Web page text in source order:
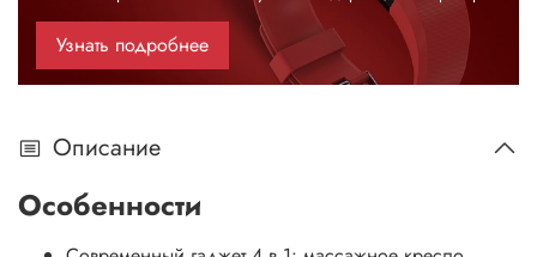
Узнать подробнее
Описание
Особенности